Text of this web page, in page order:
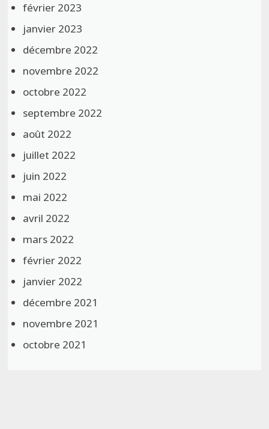
février 2023
janvier 2023
décembre 2022
novembre 2022
octobre 2022
septembre 2022
août 2022
juillet 2022
juin 2022
mai 2022
avril 2022
mars 2022
février 2022
janvier 2022
décembre 2021
novembre 2021
octobre 2021